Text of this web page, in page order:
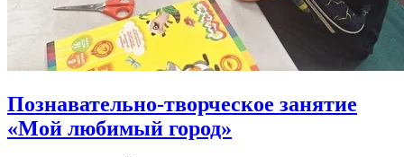
Познавательно-творческое занятие
«Мой любимый город»